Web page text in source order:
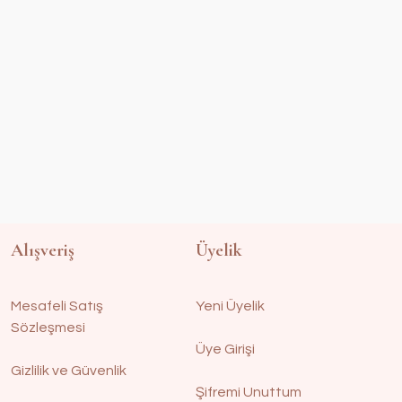
Alışveriş
Mesafeli Satış
Sözleşmesi
Gizlilik ve Güvenlik
Üyelik
Yeni Üyelik
Üye Girişi
Şifremi Unuttum